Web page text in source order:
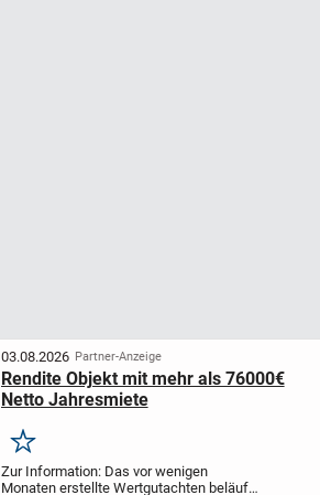
03.08.2026 Partner-Anzeige
Rendite Objekt mit mehr als 76000€
Netto Jahresmiete
Merken
Zur Information: Das vor wenigen
Monaten erstellte Wertgutachten beläuft